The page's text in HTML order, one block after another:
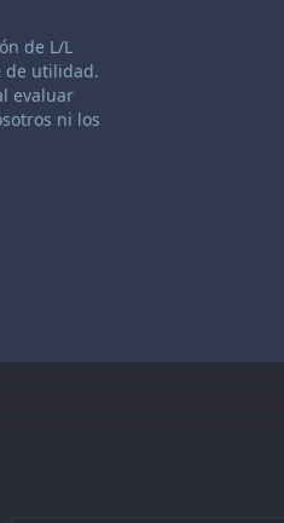
de L/L
de utilidad.
evaluar
ni los